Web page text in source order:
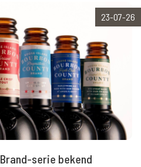
23-07-26
serie bekend